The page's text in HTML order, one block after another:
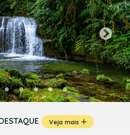
Veja mais